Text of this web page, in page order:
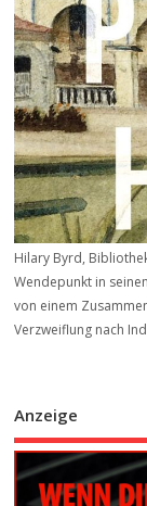
Hilary Byrd,
Wendepunkt in
von einem
Verzweiflung nach
Anzeige